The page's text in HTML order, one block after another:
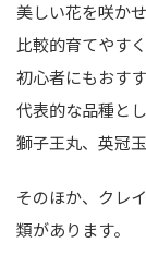
美しい花を咲か
比較的育てやすく
初心者にもおす
代表的な品種とし
獅子王丸、英冠
そのほか、クレ
類があります。